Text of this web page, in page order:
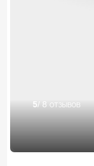
5/ 8 отзывов